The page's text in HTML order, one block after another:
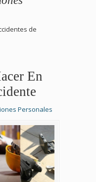
de
En
Personales